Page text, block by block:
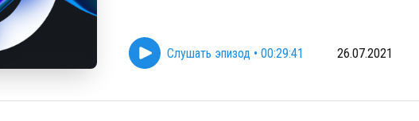
Слушать эпизод • 00:29:41 26.07.2021